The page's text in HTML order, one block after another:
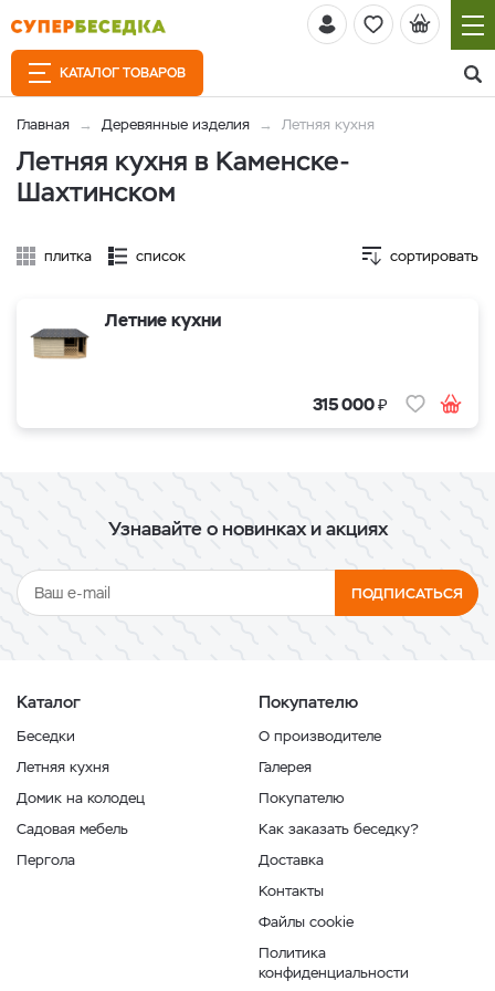
КАТАЛОГ ТОВАРОВ
Главная Деревянные изделия Летняя кухня
Летняя кухня в Каменске-
Шахтинском
плитка список сортировать
Летние кухни
315 000₽
Узнавайте о новинках и акциях
ПОДПИСАТЬСЯ
Каталог
Беседки
Летняя кухня
Домик на колодец
Садовая мебель
Пергола
Покупателю
О производителе
Галерея
Покупателю
Как заказать беседку?
Доставка
Контакты
Файлы cookie
Политика
конфиденциальности